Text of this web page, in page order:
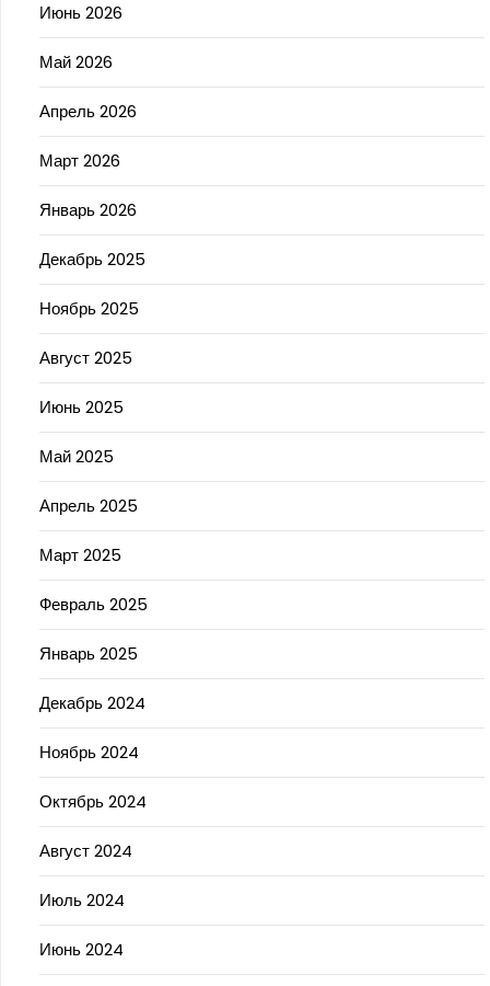
Июнь 2026
Май 2026
Апрель 2026
Март 2026
Январь 2026
Декабрь 2025
Ноябрь 2025
Август 2025
Июнь 2025
Май 2025
Апрель 2025
Март 2025
Февраль 2025
Январь 2025
Декабрь 2024
Ноябрь 2024
Октябрь 2024
Август 2024
Июль 2024
Июнь 2024